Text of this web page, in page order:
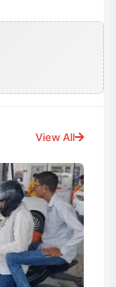
View All